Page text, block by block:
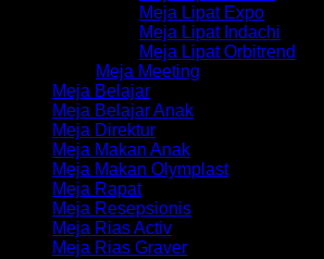
Meja Lipat Expo
Meja Lipat Indachi
Meja Lipat Orbitrend
Meja Meeting
Meja Belajar
Meja Belajar Anak
Meja Direktur
Meja Makan Anak
Meja Makan Olymplast
Meja Rapat
Meja Resepsionis
Meja Rias Activ
Meja Rias Graver